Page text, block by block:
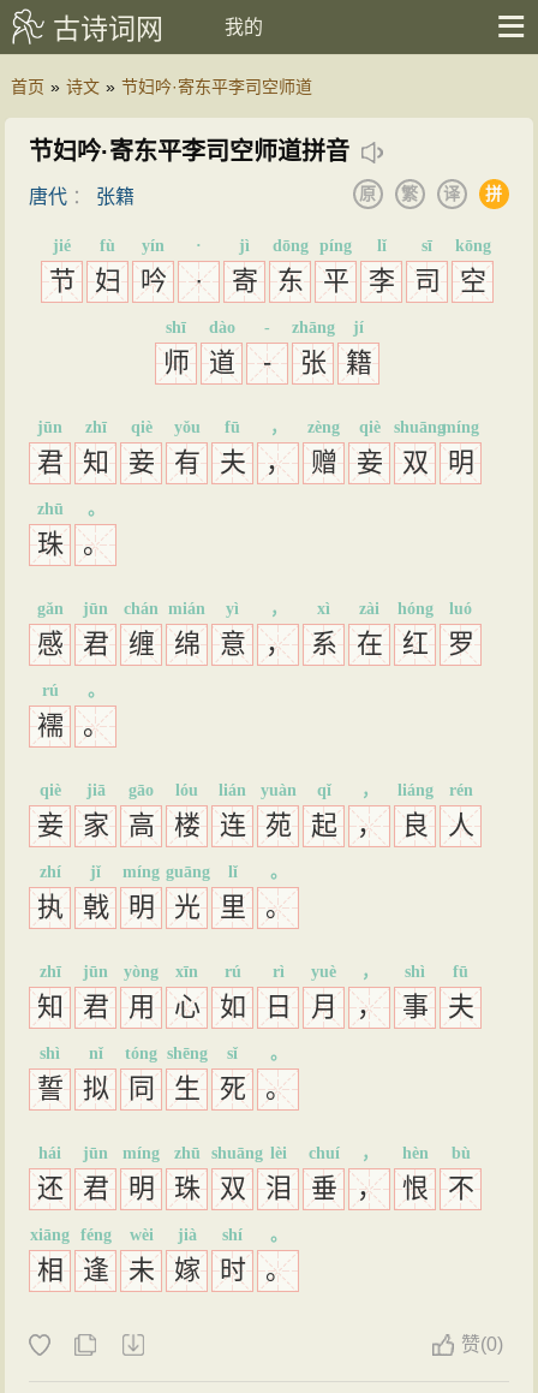
古诗词网 我的
首页 » 诗文 » 节妇吟·寄东平李司空师道
节妇吟·寄东平李司空师道拼音
唐代 ： 张籍 拼
译
繁
原
节
jié
妇
fù
吟
yín
·
·
寄
jì
东
dōng
平
píng
李
lǐ
司
sī
空
kōng
师
shī
道
dào
-
-
张
zhāng
籍
jí
君
jūn
知
zhī
妾
qiè
有
yǒu
夫
fū
，
，
赠
zèng
妾
qiè
双
shuāng
明
míng
珠
zhū
。
。
感
gǎn
君
jūn
缠
chán
绵
mián
意
yì
，
，
系
xì
在
zài
红
hóng
罗
luó
襦
rú
。
。
妾
qiè
家
jiā
高
gāo
楼
lóu
连
lián
苑
yuàn
起
qǐ
，
，
良
liáng
人
rén
执
zhí
戟
jǐ
明
míng
光
guāng
里
lǐ
。
。
知
zhī
君
jūn
用
yòng
心
xīn
如
rú
日
rì
月
yuè
，
，
事
shì
夫
fū
誓
shì
拟
nǐ
同
tóng
生
shēng
死
sǐ
。
。
还
hái
君
jūn
明
míng
珠
zhū
双
shuāng
泪
lèi
垂
chuí
，
，
恨
hèn
不
bù
相
xiāng
逢
féng
未
wèi
嫁
jià
时
shí
。
。
赞(0)